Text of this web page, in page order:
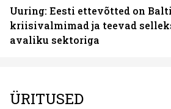
Uuring: Eesti ettevõtted on
kriisivalmimad ja teevad
avaliku sektoriga
ÜRITUSED